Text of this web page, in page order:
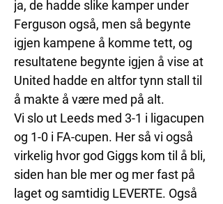
ja, de hadde slike kamper under
Ferguson også, men så begynte
igjen kampene å komme tett, og
resultatene begynte igjen å vise at
United hadde en altfor tynn stall til
å makte å være med på alt.
Vi slo ut Leeds med 3-1 i ligacupen
og 1-0 i FA-cupen. Her så vi også
virkelig hvor god Giggs kom til å bli,
siden han ble mer og mer fast på
laget og samtidig LEVERTE. Også